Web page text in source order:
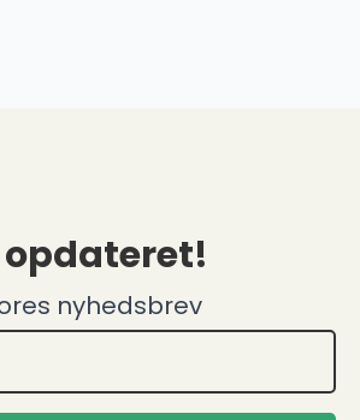
opdateret!
nyhedsbrev